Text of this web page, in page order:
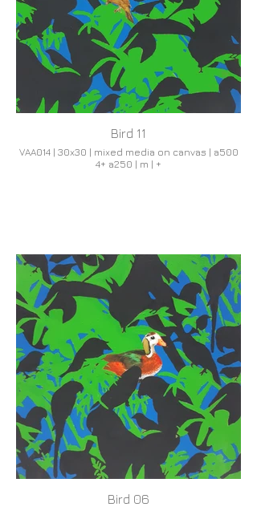
Bird 11
VAA014 | 30x30 | mixed media on canvas | a500
4+ a250 | m | +
Bird 06